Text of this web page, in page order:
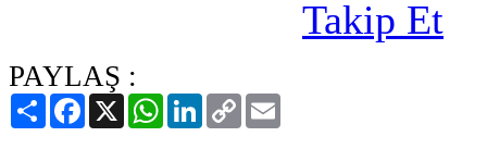
PAYLAŞ :
PaylaşFacebook
X WhatsAppLinkedIn
Copy
Link